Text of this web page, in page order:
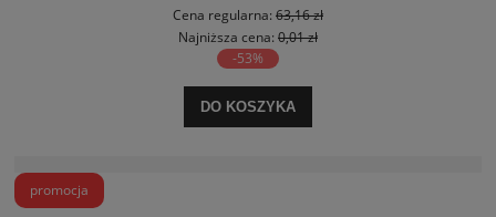
Cena regularna: 63,16 zł
Najniższa cena: 0,01 zł
-53%
DO KOSZYKA
promocja